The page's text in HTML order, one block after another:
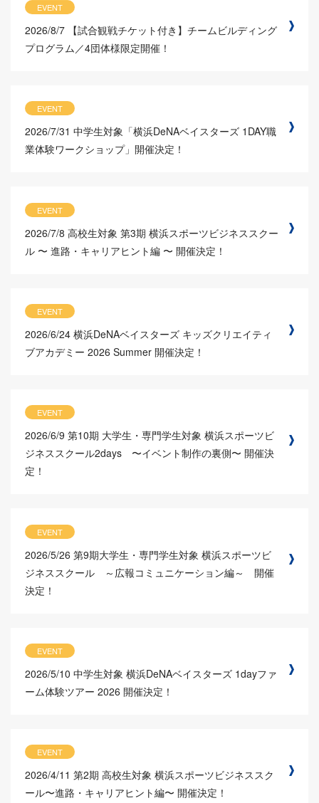
EVENT
2026/8/7 【試合観戦チケット付き】チームビルディング
プログラム／4団体様限定開催！
EVENT
2026/7/31 中学生対象「横浜DeNAベイスターズ 1DAY職
業体験ワークショップ」開催決定！
EVENT
2026/7/8 高校生対象 第3期 横浜スポーツビジネススクー
ル 〜 進路・キャリアヒント編 〜 開催決定！
EVENT
2026/6/24 横浜DeNAベイスターズ キッズクリエイティ
ブアカデミー 2026 Summer 開催決定！
EVENT
2026/6/9 第10期 大学生・専門学生対象 横浜スポーツビ
ジネススクール2days 〜イベント制作の裏側〜 開催決
定！
EVENT
2026/5/26 第9期大学生・専門学生対象 横浜スポーツビ
ジネススクール ～広報コミュニケーション編～ 開催
決定！
EVENT
2026/5/10 中学生対象 横浜DeNAベイスターズ 1dayファ
ーム体験ツアー 2026 開催決定！
EVENT
2026/4/11 第2期 高校生対象 横浜スポーツビジネススク
ール〜進路・キャリアヒント編〜 開催決定！